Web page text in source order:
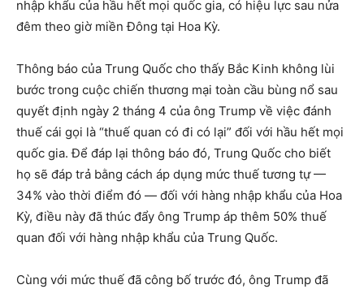
nhập khẩu của hầu hết mọi quốc gia, có hiệu lực sau nửa
đêm theo giờ miền Đông tại Hoa Kỳ.
Thông báo của Trung Quốc cho thấy Bắc Kinh không lùi
bước trong cuộc chiến thương mại toàn cầu bùng nổ sau
quyết định ngày 2 tháng 4 của ông Trump về việc đánh
thuế cái gọi là “thuế quan có đi có lại” đối với hầu hết mọi
quốc gia. Để đáp lại thông báo đó, Trung Quốc cho biết
họ sẽ đáp trả bằng cách áp dụng mức thuế tương tự —
34% vào thời điểm đó — đối với hàng nhập khẩu của Hoa
Kỳ, điều này đã thúc đẩy ông Trump áp thêm 50% thuế
quan đối với hàng nhập khẩu của Trung Quốc.
Cùng với mức thuế đã công bố trước đó, ông Trump đã